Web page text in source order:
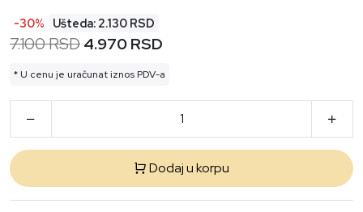
-30% Ušteda: 2.130 RSD
7.100 RSD4.970 RSD
* U cenu je uračunat iznos PDV-a
Dodaj u korpu